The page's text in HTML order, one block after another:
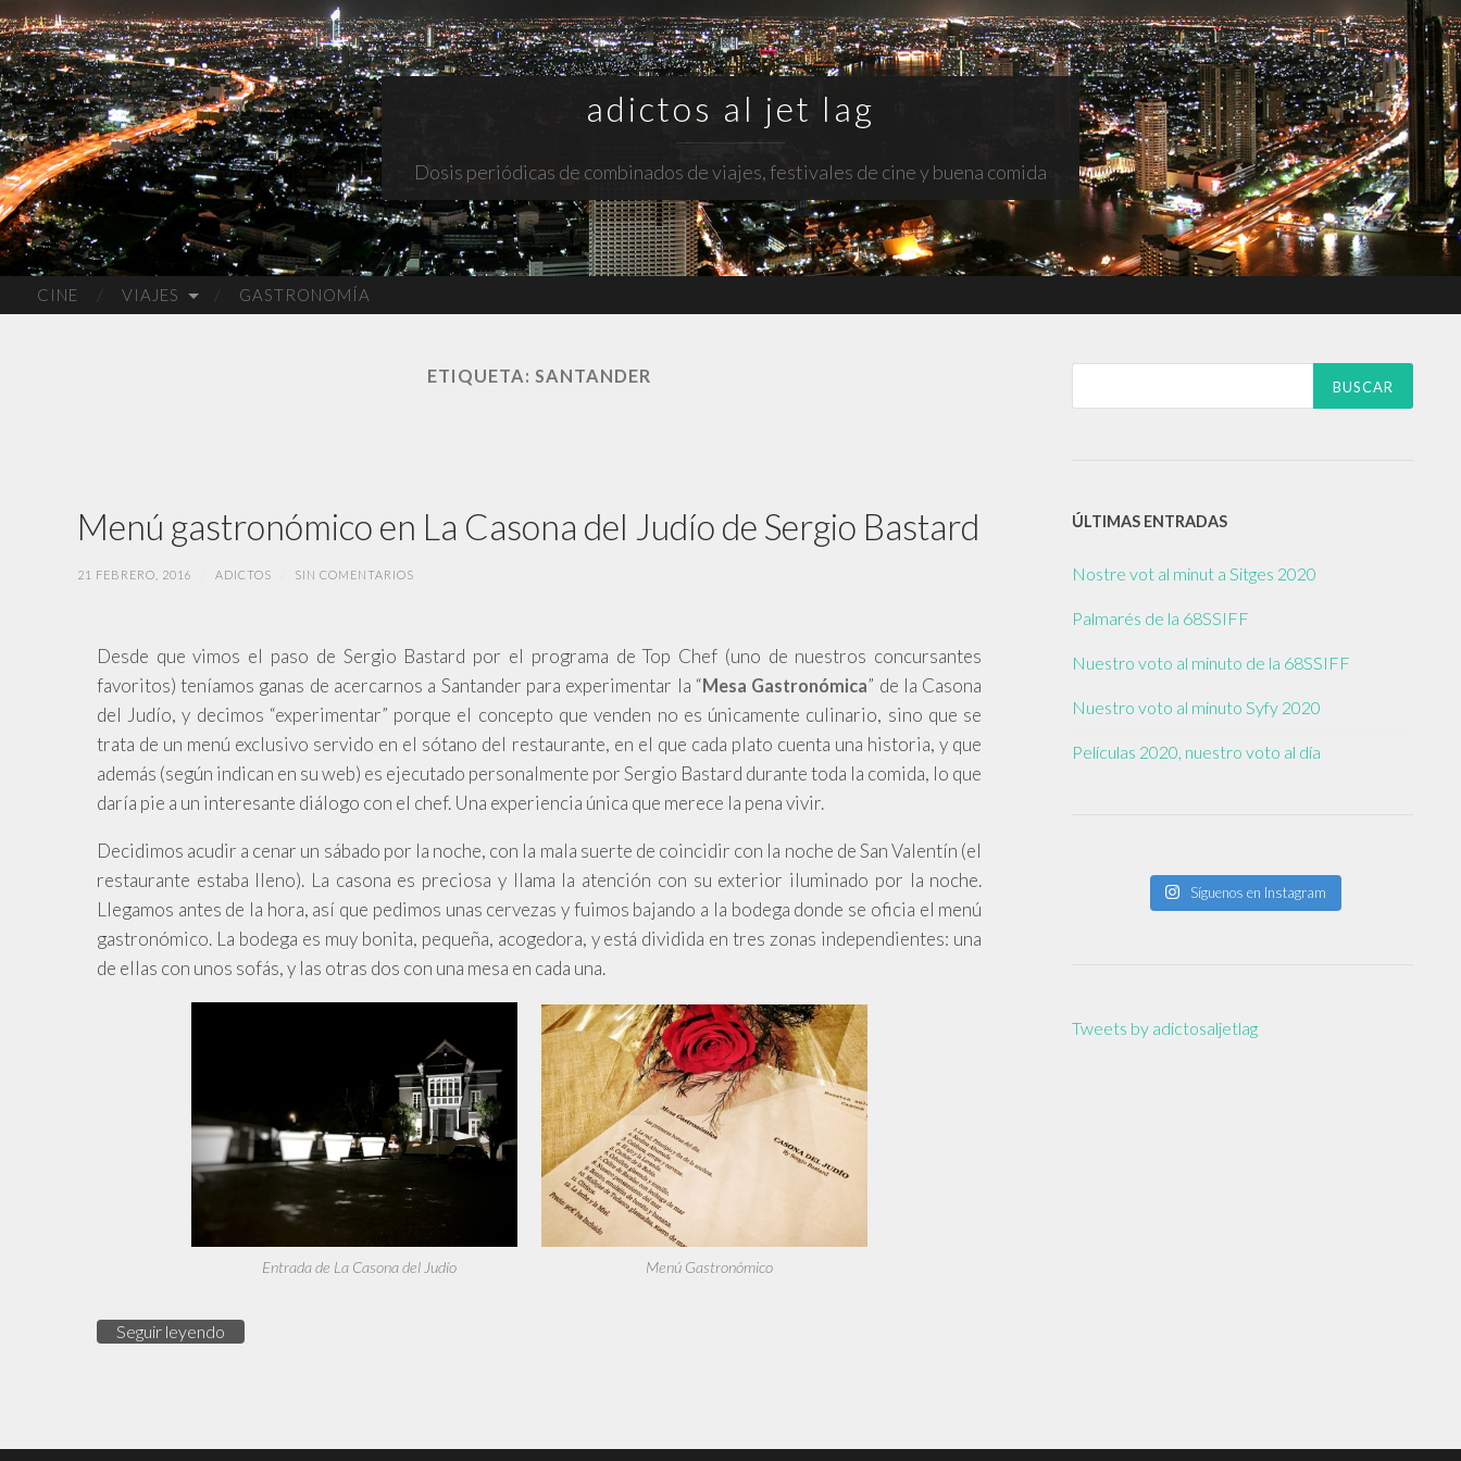
adictos al jet lag
Dosis periódicas de combinados de viajes, festivales de cine y buena comida
CINE VIAJES GASTRONOMÍA
ETIQUETA:SANTANDER
Menú gastronómico en La Casona del Judío de Sergio Bastard
21 FEBRERO, 2016 ADICTOS SIN COMENTARIOS
Desde que vimos el paso de Sergio Bastard por el programa de Top Chef (uno de nuestros concursantes
favoritos) teníamos ganas de acercarnos a Santander para experimentar la “ Mesa Gastronómica” de la Casona
del Judío, y decimos “experimentar” porque el concepto que venden no es únicamente culinario, sino que se
trata de un menú exclusivo servido en el sótano del restaurante, en el que cada plato cuenta una historia, y que
además (según indican en su web) es ejecutado personalmente por Sergio Bastard durante toda la comida, lo que
daría pie a un interesante diálogo con el chef. Una experiencia única que merece la pena vivir.
Decidimos acudir a cenar un sábado por la noche, con la mala suerte de coincidir con la noche de San Valentín (el
restaurante estaba lleno). La casona es preciosa y llama la atención con su exterior iluminado por la noche.
Llegamos antes de la hora, así que pedimos unas cervezas y fuimos bajando a la bodega donde se oficia el menú
gastronómico. La bodega es muy bonita, pequeña, acogedora, y está dividida en tres zonas independientes: una
de ellas con unos sofás, y las otras dos con una mesa en cada una.
Entrada de La Casona del Judío Menú Gastronómico
Seguir leyendo
ÚLTIMAS ENTRADAS
Nostre vot al minut a Sitges 2020
Palmarés de la 68SSIFF
Nuestro voto al minuto de la 68SSIFF
Nuestro voto al minuto Syfy 2020
Películas 2020, nuestro voto al día
Síguenos en Instagram
Tweets by adictosaljetlag